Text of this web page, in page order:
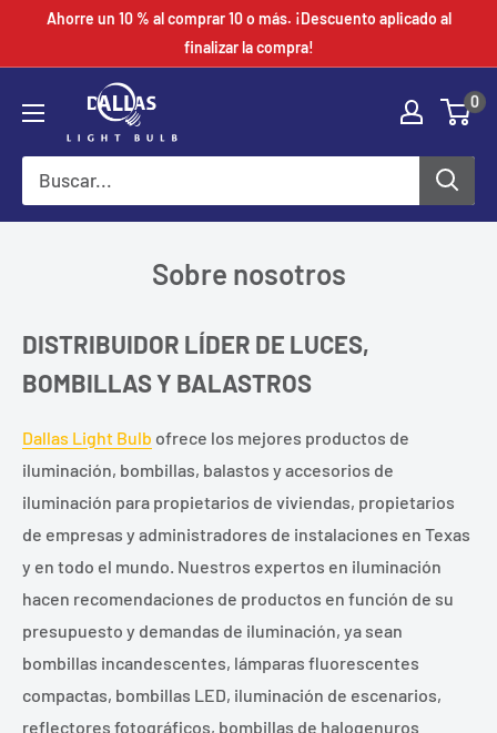
Ahorre un 10 % al comprar 10 o más. ¡Descuento aplicado al
finalizar la compra!
0
Sobre nosotros
DISTRIBUIDOR LÍDER DE LUCES,
BOMBILLAS Y BALASTROS
Dallas Light Bulb ofrece los mejores productos de
iluminación, bombillas, balastos y accesorios de
iluminación para propietarios de viviendas, propietarios
de empresas y administradores de instalaciones en Texas
y en todo el mundo. Nuestros expertos en iluminación
hacen recomendaciones de productos en función de su
presupuesto y demandas de iluminación, ya sean
bombillas incandescentes, lámparas fluorescentes
compactas, bombillas LED, iluminación de escenarios,
reflectores fotográficos, bombillas de halogenuros